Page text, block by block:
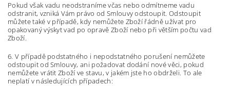
Pokud však vadu neodstraníme včas nebo odmítneme vadu
odstranit, vzniká Vám právo od Smlouvy odstoupit. Odstoupit
můžete také v případě, kdy nemůžete Zboží řádně užívat pro
opakovaný výskyt vad po opravě Zboží nebo při větším počtu vad
Zboží.
6. V případě podstatného i nepodstatného porušení nemůžete
odstoupit od Smlouvy, ani požadovat dodání nové věci, pokud
nemůžete vrátit Zboží ve stavu, v jakém jste ho obdrželi. To ale
neplatí v následujících případech: